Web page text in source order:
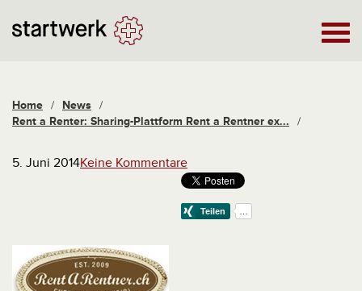
Home / News /
Rent a Renter: Sharing-Plattform Rent a Rentner ex...
/
5. Juni 2014Keine Kommentare